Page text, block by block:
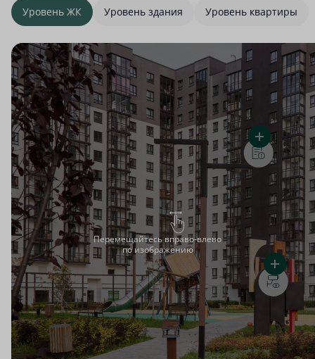
Уровень ЖК Уровень здания Уровень квартиры
Перемещайтесь вправо-влево
по изображению